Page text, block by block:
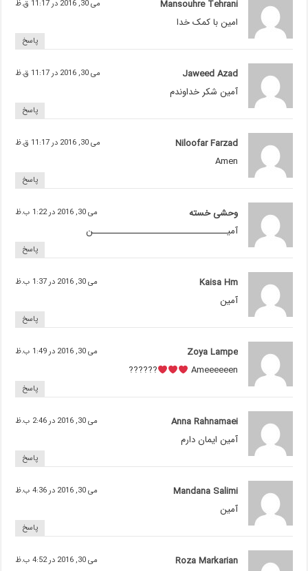
Mansouhre Tehrani می 30, 2016 در 11:17 ق.ظ
امین با کمک خدا
پاسخ
Jaweed Azad می 30, 2016 در 11:17 ق.ظ
آمین شکر خداوندم
پاسخ
Niloofar Farzad می 30, 2016 در 11:17 ق.ظ
Amen
پاسخ
وحشی خسته می 30, 2016 در 1:22 ب.ظ
آمیـــــــــــــــــــــــــــــــــــــــن
پاسخ
Kaisa Hm می 30, 2016 در 1:37 ب.ظ
آمين
پاسخ
Zoya Lampe می 30, 2016 در 1:49 ب.ظ
Ameeeeeen
??????
پاسخ
Anna Rahnamaei می 30, 2016 در 2:46 ب.ظ
آمین ایمان دارم
پاسخ
Mandana Salimi می 30, 2016 در 4:36 ب.ظ
آمين
پاسخ
Roza Markarian می 30, 2016 در 4:52 ب.ظ